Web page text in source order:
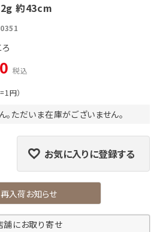
約43cm
税込
円）
。ただいま在庫がございません。
お気に入りに登録する
再入荷お知らせ
舗にお取り寄せ